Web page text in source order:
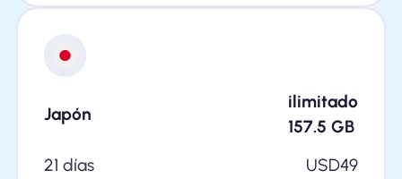
Japón
ilimitado
157.5 GB
21 días
USD49